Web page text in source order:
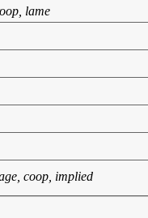
lame
coop, implied